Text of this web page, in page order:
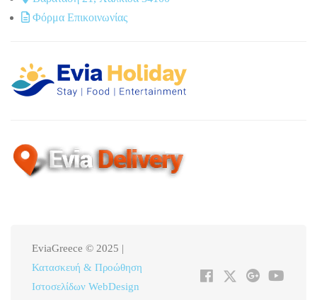
Φόρμα Επικοινωνίας
EviaGreece © 2025 |
Κατασκευή & Προώθηση
Ιστοσελίδων WebDesign